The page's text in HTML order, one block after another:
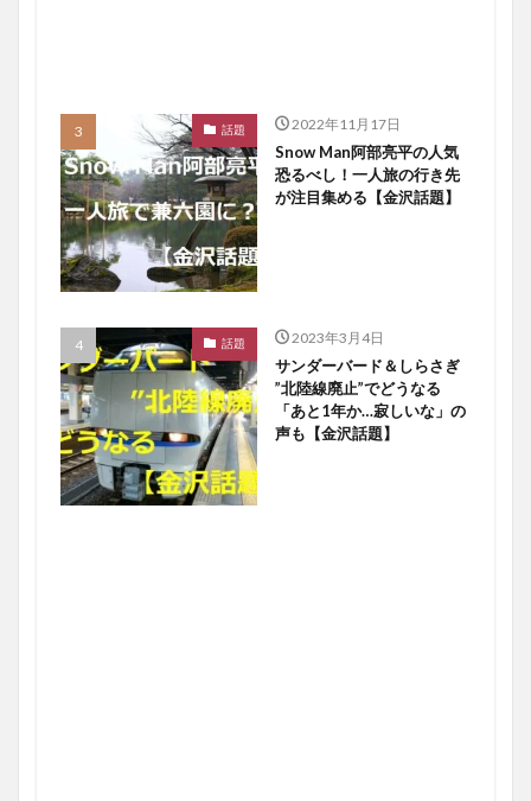
話題 2022年11月17日
Snow Man阿部亮平の人気
恐るべし！一人旅の行き先
が注目集める【金沢話題】
話題 2023年3月4日
サンダーバード＆しらさぎ
”北陸線廃止”でどうなる
「あと1年か…寂しいな」の
声も【金沢話題】